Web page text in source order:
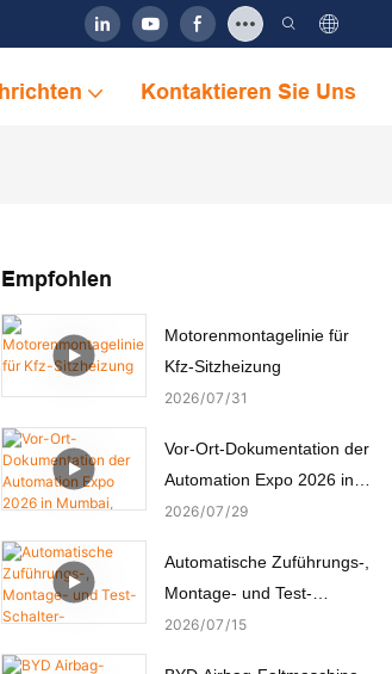
Kontaktieren Sie Uns
Empfohlen
Motorenmontagelinie für
Kfz-Sitzheizung
2026 07 31
Vor-Ort-Dokumentation der
Automation Expo 2026 in
Mumbai, Indien
2026 07 29
Automatische Zuführungs-,
Montage- und Test-
Schalter-
2026 07 15